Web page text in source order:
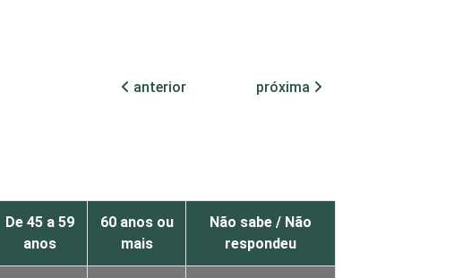
anterior
próxima
De 45 a 59
anos
60 anos ou
mais
Não sabe / Não
respondeu